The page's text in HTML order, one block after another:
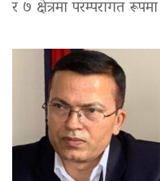
र ७ क्षेत्रमा परम्परागत